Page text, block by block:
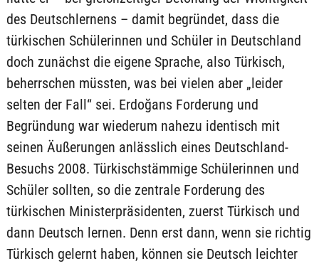
des Deutschlernens – damit begründet, dass die
türkischen Schülerinnen und Schüler in Deutschland
doch zunächst die eigene Sprache, also Türkisch,
beherrschen müssten, was bei vielen aber „leider
selten der Fall“ sei. Erdoğans Forderung und
Begründung war wiederum nahezu identisch mit
seinen Äußerungen anlässlich eines Deutschland-
Besuchs 2008. Türkischstämmige Schülerinnen und
Schüler sollten, so die zentrale Forderung des
türkischen Ministerpräsidenten, zuerst Türkisch und
dann Deutsch lernen. Denn erst dann, wenn sie richtig
Türkisch gelernt haben, können sie Deutsch leichter